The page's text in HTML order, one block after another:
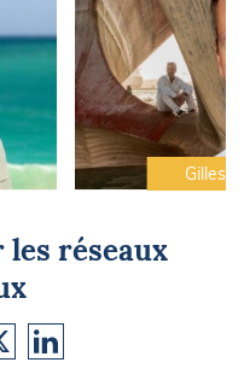
Gilles
réseaux